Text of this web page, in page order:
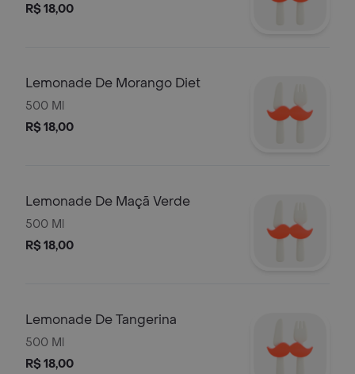
R$ 18,00
Lemonade De Morango Diet
500 Ml
R$ 18,00
Lemonade De Maçã Verde
500 Ml
R$ 18,00
Lemonade De Tangerina
500 Ml
R$ 18,00